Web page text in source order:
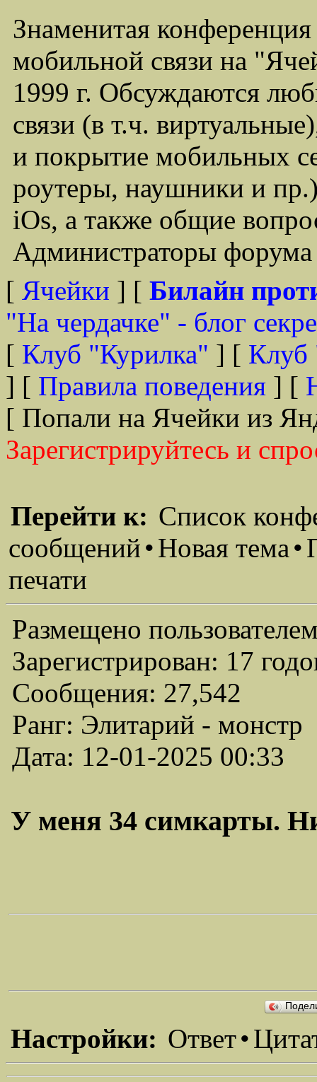
Знаменитая
мобильной связи на
1999 г. Обсуждаются
связи (в т.ч.
и покрытие мобильных
роутеры, наушники и
iOs, а также общие
Администраторы
[ Ячейки ] [ Билайн
"На чердачке" - блог
[ Клуб "Курилка" ] [ Клуб
] [ Правила поведения ] [
[ Попали на Ячейки из
Зарегистрируйтесь и
Перейти к: Список
сообщений•Новая тема•
печати
Размещено
Зарегистрирован: 17
Сообщения: 27,542
Ранг: Элитарий - монстр
Дата: 12-01-2025 00:33
У меня 34 симкарты.
Настройки: Ответ•